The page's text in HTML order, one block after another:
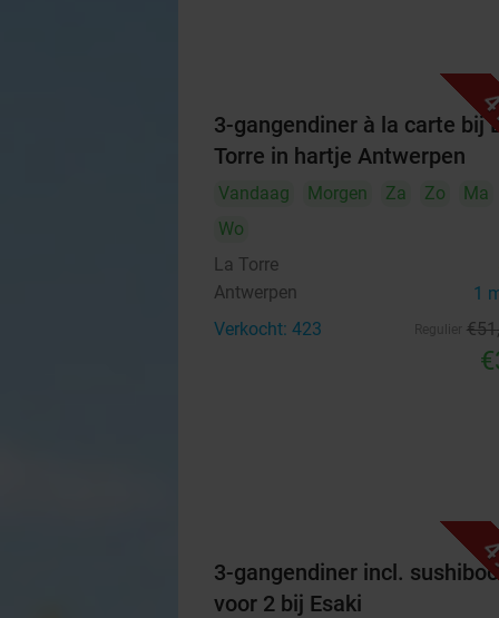
3-gangendiner à la carte bij
Torre in hartje Antwerpen
Vandaag Morgen Za Zo Ma
Wo
La Torre
Antwerpen 1
Verkocht: 423 €51
3-gangendiner incl.
voor 2 bij Esaki